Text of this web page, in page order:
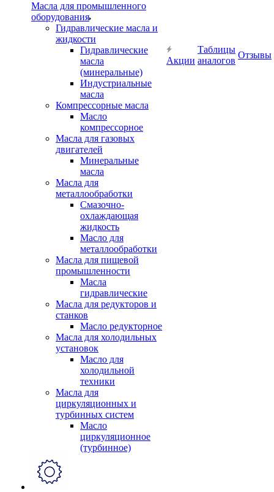
Масла для промышленного
оборудования
Гидравлические масла и
жидкости
Гидравлические
масла
(минеральные)
Индустриальные
масла
Компрессорные масла
Масло
компрессорное
Масла для газовых
двигателей
Минеральные
масла
Масла для
металлообработки
Смазочно-
охлаждающая
жидкость
Масло для
металлообработки
Масла для пищевой
промышленности
Масла
гидравлические
Масла для редукторов и
станков
Масло редукторное
Масла для холодильных
установок
Масло для
холодильной
техники
Масла для
циркуляционных и
турбинных систем
Масло
циркуляционное
(турбинное)
Акции
Таблицы
аналогов
Отзывы